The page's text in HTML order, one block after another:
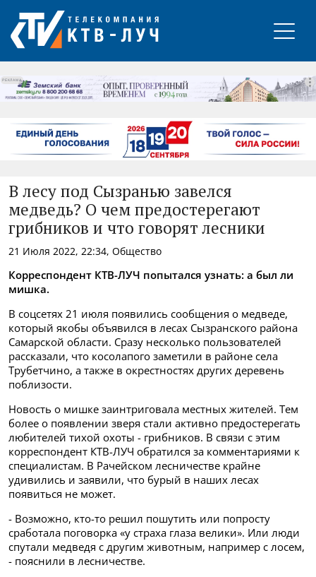
РЕКЛАМА
В лесу под Сызранью завелся
медведь? О чем предостерегают
грибников и что говорят лесники
21 Июля 2022, 22:34, Общество
Корреспондент КТВ-ЛУЧ попытался узнать: а был ли
мишка.
В соцсетях 21 июля появились сообщения о медведе,
который якобы объявился в лесах Сызранского района
Самарской области. Сразу несколько пользователей
рассказали, что косолапого заметили в районе села
Трубетчино, а также в окрестностях других деревень
поблизости.
Новость о мишке заинтриговала местных жителей. Тем
более о появлении зверя стали активно предостерегать
любителей тихой охоты - грибников. В связи с этим
корреспондент КТВ-ЛУЧ обратился за комментариями к
специалистам. В Рачейском лесничестве крайне
удивились и заявили, что бурый в наших лесах
появиться не может.
- Возможно, кто-то решил пошутить или попросту
сработала поговорка «у страха глаза велики». Или люди
спутали медведя с другим животным, например с лосем,
- пояснили в лесничестве.